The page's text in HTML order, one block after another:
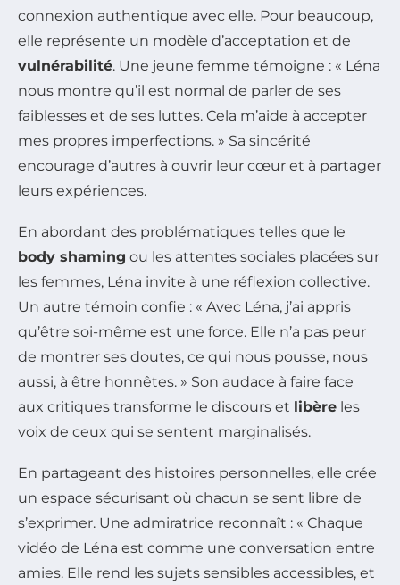
connexion authentique avec elle. Pour beaucoup,
elle représente un modèle d’acceptation et de
vulnérabilité. Une jeune femme témoigne : « Léna
nous montre qu’il est normal de parler de ses
faiblesses et de ses luttes. Cela m’aide à accepter
mes propres imperfections. » Sa sincérité
encourage d’autres à ouvrir leur cœur et à partager
leurs expériences.
En abordant des problématiques telles que le
body shaming ou les attentes sociales placées sur
les femmes, Léna invite à une réflexion collective.
Un autre témoin confie : « Avec Léna, j’ai appris
qu’être soi-même est une force. Elle n’a pas peur
de montrer ses doutes, ce qui nous pousse, nous
aussi, à être honnêtes. » Son audace à faire face
aux critiques transforme le discours et libère les
voix de ceux qui se sentent marginalisés.
En partageant des histoires personnelles, elle crée
un espace sécurisant où chacun se sent libre de
s’exprimer. Une admiratrice reconnaît : « Chaque
vidéo de Léna est comme une conversation entre
amies. Elle rend les sujets sensibles accessibles, et